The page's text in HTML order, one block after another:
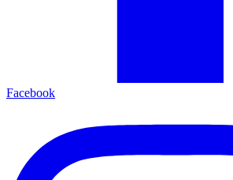
Facebook